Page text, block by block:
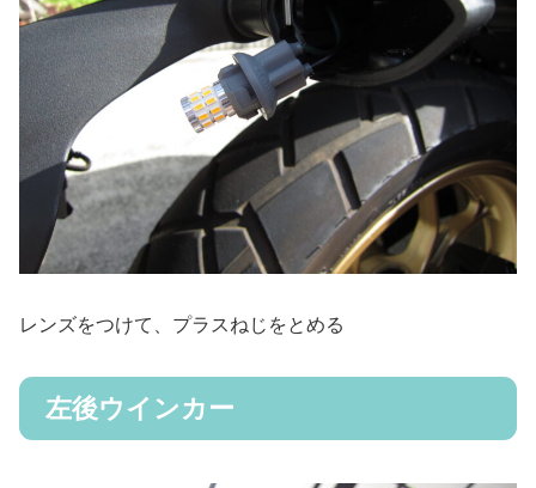
レンズをつけて、プラスねじをとめる
左後ウインカー